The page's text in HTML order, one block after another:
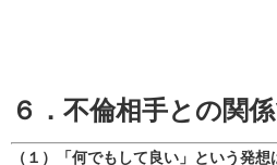
６．不倫相手との関
（１）「何でもして良い」という発想